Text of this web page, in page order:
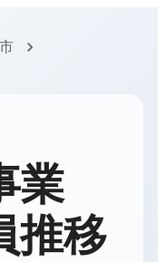
業
推移